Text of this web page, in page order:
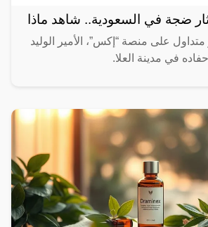
ضجة في السعودية.. شاهد ماذا
على منصة “إكس”، الأمير الوليد
في مدينة العلا.